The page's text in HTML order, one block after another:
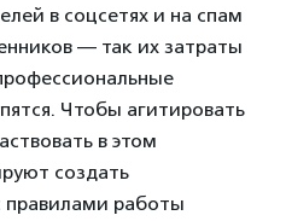
в соцсетях и на спам
— так их затраты
Чтобы агитировать
в этом
создать
правилами работы